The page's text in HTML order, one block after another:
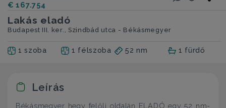
€ 167.754
Lakás eladó
Budapest III. ker., Szindbád utca - Békásmegyer
1 szoba 1 félszoba 52 nm 1 fürdő
Leírás
Békásmegyer hegy felőli oldalán ELADÓ egy 52 nm-